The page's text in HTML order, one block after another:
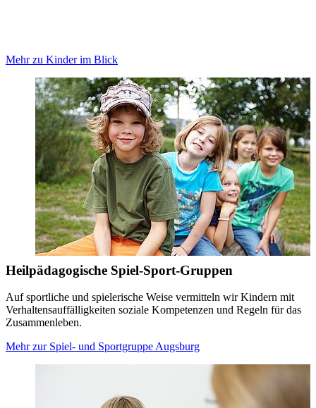
Mehr zu Kinder im Blick
Heilpädagogische Spiel-Sport-Gruppen
Auf sportliche und spielerische Weise vermitteln wir Kindern mit
Verhaltensauffälligkeiten soziale Kompetenzen und Regeln für das
Zusammenleben.
Mehr zur Spiel- und Sportgruppe Augsburg